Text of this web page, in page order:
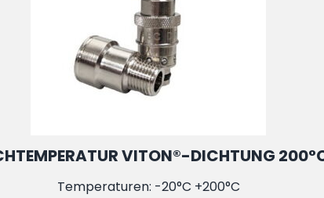
VITON®-DICHTUNG
Temperaturen: -20°C +200°C